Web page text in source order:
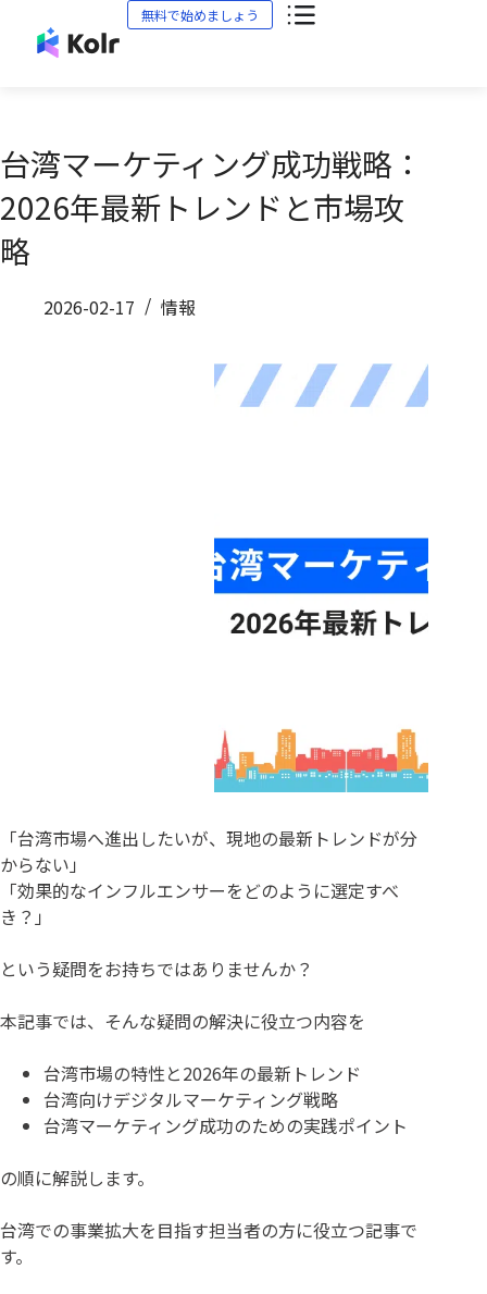
無料で始めましょう
台湾マーケティング成功戦略：
2026年最新トレンドと市場攻
略
2026-02-17 情報
「台湾市場へ進出したいが、現地の最新トレンドが分
からない」
「効果的なインフルエンサーをどのように選定すべ
き？」
という疑問をお持ちではありませんか？
本記事では、そんな疑問の解決に役立つ内容を
台湾市場の特性と2026年の最新トレンド
台湾向けデジタルマーケティング戦略
台湾マーケティング成功のための実践ポイント
の順に解説します。
台湾での事業拡大を目指す担当者の方に役立つ記事で
す。